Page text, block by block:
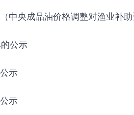
中央成品油价格调整对渔业补
公示
示
示